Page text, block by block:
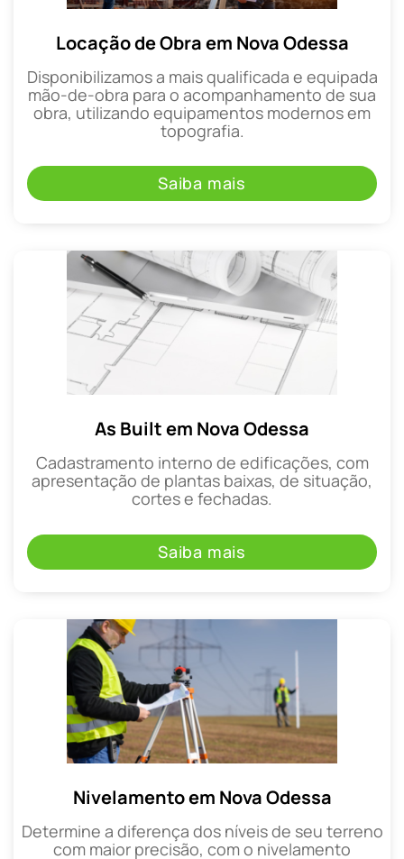
Locação de Obra em Nova Odessa
Disponibilizamos a mais qualificada e equipada
mão-de-obra para o acompanhamento de sua
obra, utilizando equipamentos modernos em
topografia.
Saiba mais
As Built em Nova Odessa
Cadastramento interno de edificações, com
apresentação de plantas baixas, de situação,
cortes e fechadas.
Saiba mais
Nivelamento em Nova Odessa
Determine a diferença dos níveis de seu terreno
com maior precisão, com o nivelamento